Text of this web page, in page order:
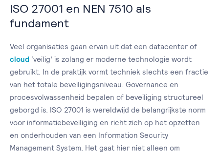
ISO 27001 en NEN 7510 als
fundament
Veel organisaties gaan ervan uit dat een datacenter of
cloud ‘veilig’ is zolang er moderne technologie wordt
gebruikt. In de praktijk vormt techniek slechts een fractie
van het totale beveiligingsniveau. Governance en
procesvolwassenheid bepalen of beveiliging structureel
geborgd is. ISO 27001 is wereldwijd de belangrijkste norm
voor informatiebeveiliging en richt zich op het opzetten
en onderhouden van een Information Security
Management System. Het gaat hier niet alleen om